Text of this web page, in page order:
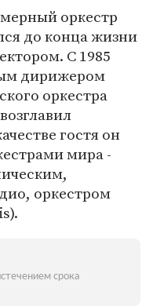
оркестр
до конца жизни
С 1985
дирижером
оркестра
гостя он
мира -
оркестром
срока